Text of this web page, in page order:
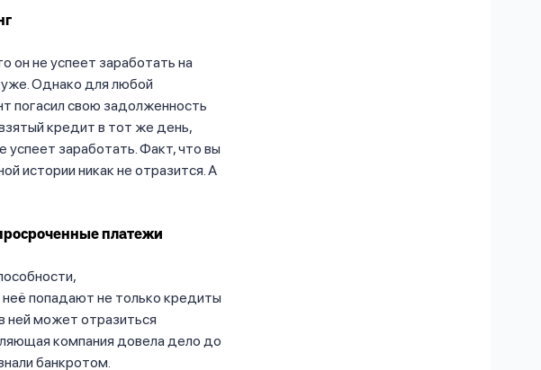
он не успеет заработать на
Однако для любой
погасил свою задолженность
кредит в тот же день,
успеет заработать. Факт, что вы
истории никак не отразится. А
платежи
попадают не только кредиты
ней может отразиться
компания довела дело до
банкротом.